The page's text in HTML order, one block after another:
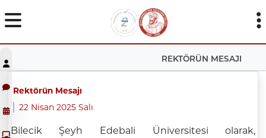
REKTÖRÜN MESAJI
Rektörün Mesajı
22 Nisan 2025 Salı
Bilecik Şeyh Edebali Üniversitesi olarak,